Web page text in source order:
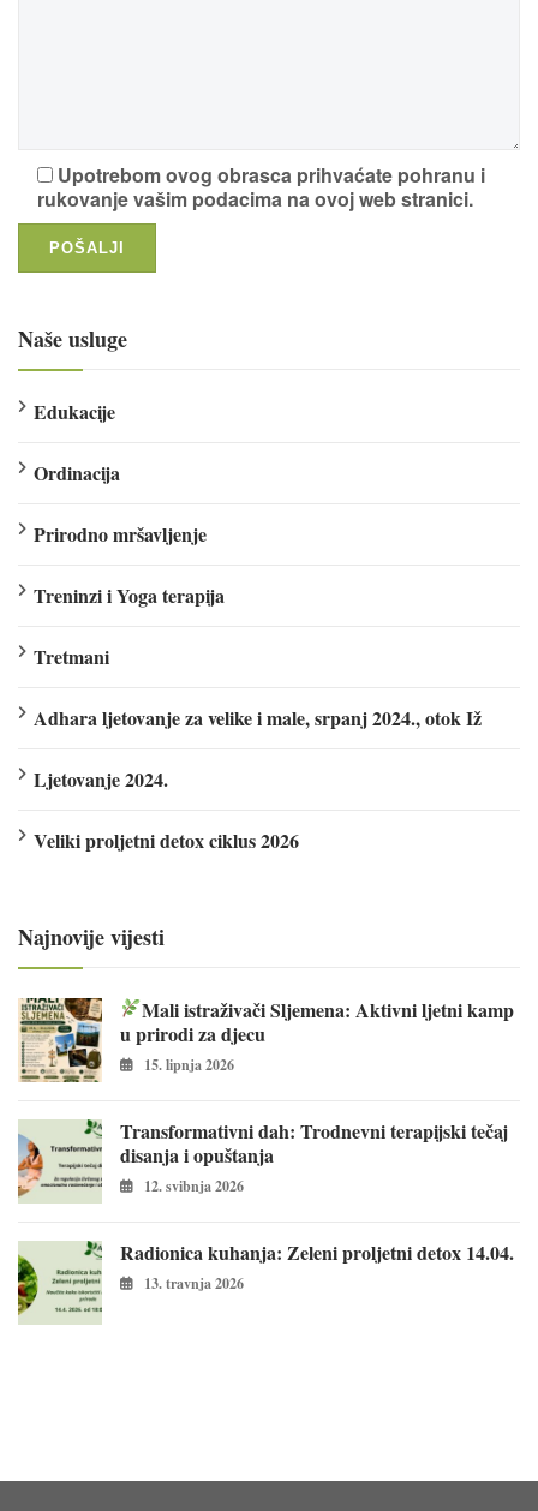
Upotrebom ovog obrasca prihvaćate pohranu i
rukovanje vašim podacima na ovoj web stranici.
Naše usluge
Edukacije
Ordinacija
Prirodno mršavljenje
Treninzi i Yoga terapija
Tretmani
Adhara ljetovanje za velike i male, srpanj 2024., otok Iž
Ljetovanje 2024.
Veliki proljetni detox ciklus 2026
Najnovije vijesti
Mali istraživači Sljemena: Aktivni ljetni kamp
u prirodi za djecu
15. lipnja 2026
Transformativni dah: Trodnevni terapijski tečaj
disanja i opuštanja
12. svibnja 2026
Radionica kuhanja: Zeleni proljetni detox 14.04.
13. travnja 2026